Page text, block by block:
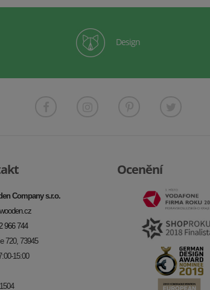
Design
Company s.r.o.
966 744
720, 73945
15:00
Ocenění